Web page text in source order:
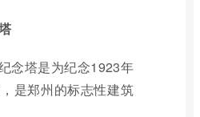
念塔是为纪念1923年
是郑州的标志性建筑